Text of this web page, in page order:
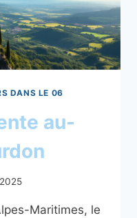
DANS LE 06
au-
Maritimes, le